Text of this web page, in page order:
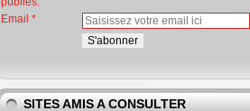
Email
SITES AMIS A CONSULTER